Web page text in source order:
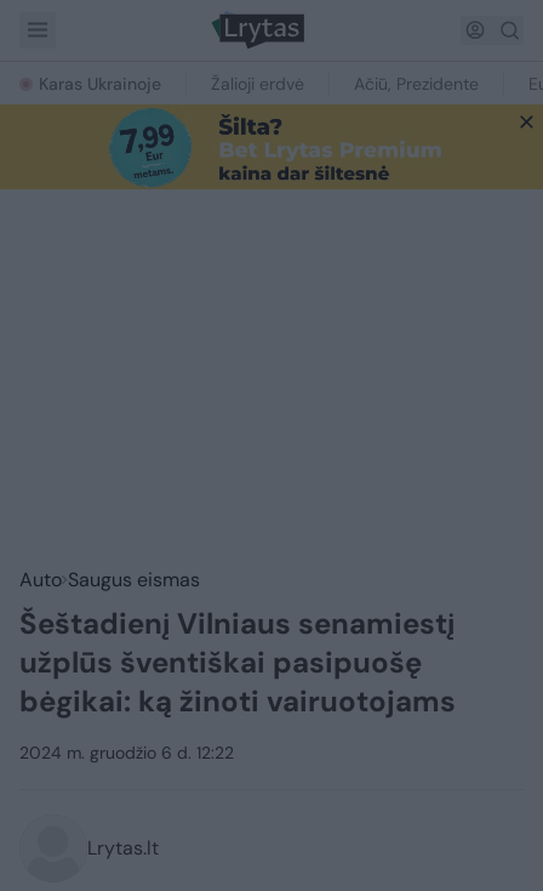
Karas Ukrainoje Žalioji erdvė Ačiū, Prezidente
Auto Saugus eismas
Šeštadienį Vilniaus senamiestį
užplūs šventiškai pasipuošę
bėgikai: ką žinoti vairuotojams
2024 m. gruodžio 6 d. 12:22
Lrytas.lt